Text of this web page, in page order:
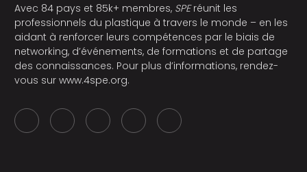
Avec 84 pays et 85k+ membres, SPEréunit les
professionnels du plastique à travers le monde – en les
aidant à renforcer leurs compétences par le biais de
networking, d’événements, de formations et de partage
des connaissances. Pour plus d’informations, rendez-
vous sur www.4spe.org.